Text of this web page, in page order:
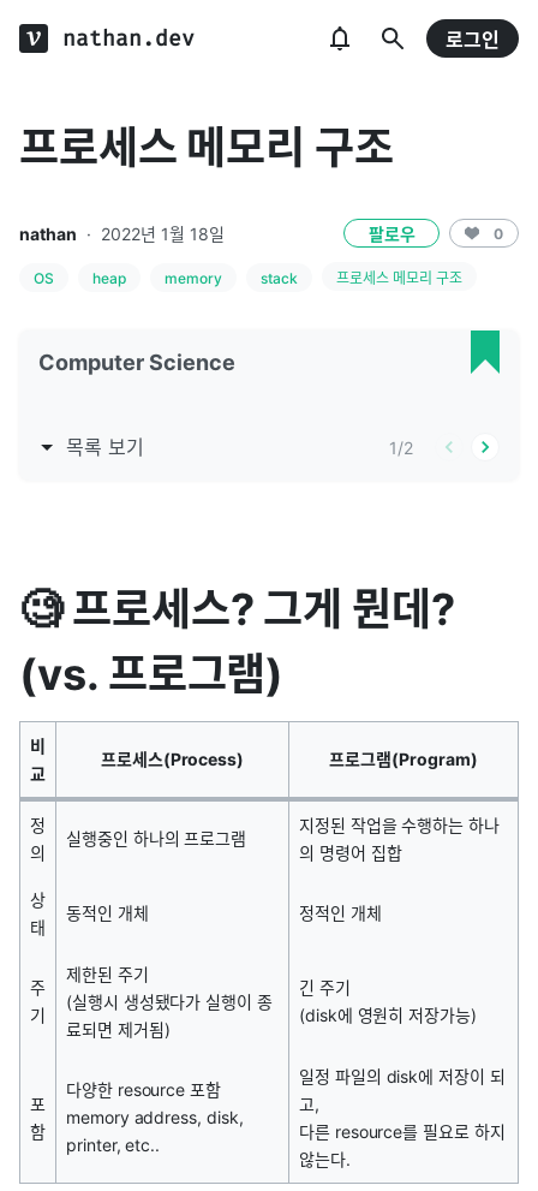
nathan.dev 로그인
프로세스 메모리 구조
nathan · 2022년 1월 18일 팔로우 0
OS heap memory stack 프로세스 메모리 구조
Computer Science
목록 보기 1/2
🧐 프로세스? 그게 뭔데?
(vs. 프로그램)
비
교
프로세스(Process) 프로그램(Program)
정
의
실행중인 하나의 프로그램
지정된 작업을 수행하는 하나
의 명령어 집합
상
태
동적인 개체 정적인 개체
주
기
제한된 주기
(실행시 생성됐다가 실행이 종
료되면 제거됨)
긴 주기
(disk에 영원히 저장가능)
포
함
다양한 resource 포함
memory address, disk,
printer, etc..
일정 파일의 disk에 저장이 되
고,
다른 resource를 필요로 하지
않는다.